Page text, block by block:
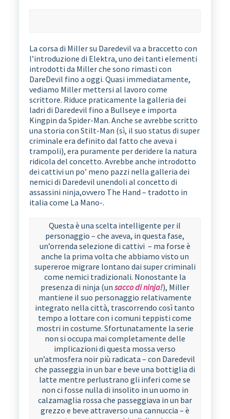
La corsa di Miller su Daredevil va a braccetto con
l’introduzione di Elektra, uno dei tanti elementi
introdotti da Miller che sono rimasti con
DareDevil fino a oggi. Quasi immediatamente,
vediamo Miller mettersi al lavoro come
scrittore. Riduce praticamente la galleria dei
ladri di Daredevil fino a Bullseye e importa
Kingpin da Spider-Man. Anche se avrebbe scritto
una storia con Stilt-Man (sì, il suo status di super
criminale era definito dal fatto che aveva i
trampoli), era puramente per deridere la natura
ridicola del concetto. Avrebbe anche introdotto
dei cattivi un po’ meno pazzi nella galleria dei
nemici di Daredevil unendoli al concetto di
assassini ninja,ovvero The Hand – tradotto in
italia come La Mano-.
Questa è una scelta intelligente per il
personaggio – che aveva, in questa fase,
un’orrenda selezione di cattivi – ma forse è
anche la prima volta che abbiamo visto un
supereroe migrare lontano dai super criminali
come nemici tradizionali. Nonostante la
presenza di ninja (un sacco di ninja!), Miller
mantiene il suo personaggio relativamente
integrato nella città, trascorrendo così tanto
tempo a lottare con i comuni teppisti come
mostri in costume. Sfortunatamente la serie
non si occupa mai completamente delle
implicazioni di questa mossa verso
un’atmosfera noir più radicata – con Daredevil
che passeggia in un bar e beve una bottiglia di
latte mentre perlustrano gli inferi come se
non ci fosse nulla di insolito in un uomo in
calzamaglia rossa che passeggiava in un bar
grezzo e beve attraverso una cannuccia – è